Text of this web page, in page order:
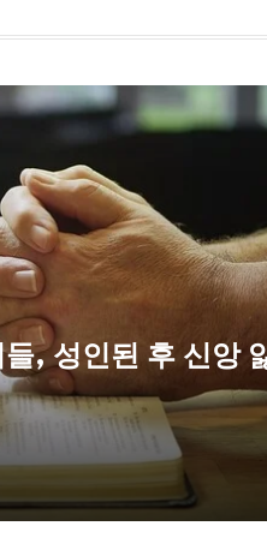
, 성인된 후 신앙